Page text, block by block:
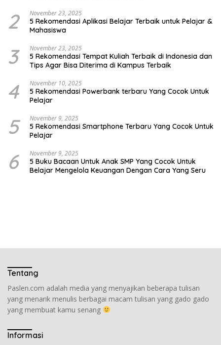
2 November 23, 2025
5 Rekomendasi Aplikasi Belajar Terbaik untuk Pelajar &
Mahasiswa
3 November 23, 2025
5 Rekomendasi Tempat Kuliah Terbaik di Indonesia dan
Tips Agar Bisa Diterima di Kampus Terbaik
4 November 10, 2025
5 Rekomendasi Powerbank terbaru Yang Cocok Untuk
Pelajar
5 November 9, 2025
5 Rekomendasi Smartphone Terbaru Yang Cocok Untuk
Pelajar
6 November 9, 2025
5 Buku Bacaan Untuk Anak SMP Yang Cocok Untuk
Belajar Mengelola Keuangan Dengan Cara Yang Seru
Tentang
Paslen.com adalah media yang menyajikan beberapa tulisan
yang menarik menulis berbagai macam tulisan yang gado gado
yang membuat kamu senang
Informasi